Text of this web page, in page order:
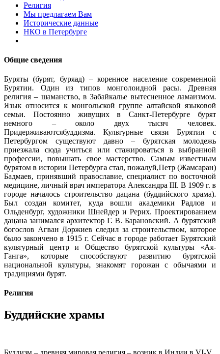
Религия
Мы предлагаем Вам
Исторические данные
НКО в Петербурге
Общие сведения
Буряты (бурят, буряад) – коренное население современной
Бурятии. Один из типов монголоидной расы. Древняя
религия – шаманство, в Забайкалье вытесненное ламаизмом.
Язык относится к монгольской группе алтайской языковой
семьи. Постоянно живущих в Санкт-Петербурге бурят
немного – около двух тысяч человек.
Придерживаютсябуддизма. Культурные связи Бурятии с
Петербургом существуют давно – бурятская молодежь
приезжала сюда учиться или стажироваться в выбранной
профессии, повышать свое мастерство. Самым известным
бурятом в истории Петербурга стал, пожалуй,Петр (Жамсаран)
Бадмаев, принявший православие, специалист по восточной
медицине, личный врач императора Александра III. В 1909 г. в
городе началось строительство дацана (буддийского храма).
Был создан комитет, куда вошли академики Радлов и
Ольденбург, художники Шнейдер и Рерих. Проектированием
дацана занимался архитектор Г. В. Барановский. А бурятский
богослов Агван Доржиев следил за строительством, которое
было закончено в 1915 г. Сейчас в городе работает Бурятский
культурный центр и Общество бурятской культуры «Ая-
Ганга», которые способствуют развитию бурятской
национальной культуры, знакомят горожан с обычаями и
традициями бурят.
Религия
Буддийские храмы
Буддизм – древняя мировая религия – возник в Индии в VI-V